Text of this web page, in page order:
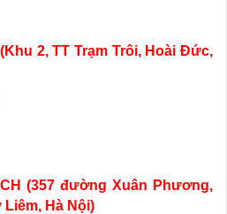
2, TT Trạm Trôi, Hoài Đức,
(357 đường Xuân Phương,
Hà Nội)